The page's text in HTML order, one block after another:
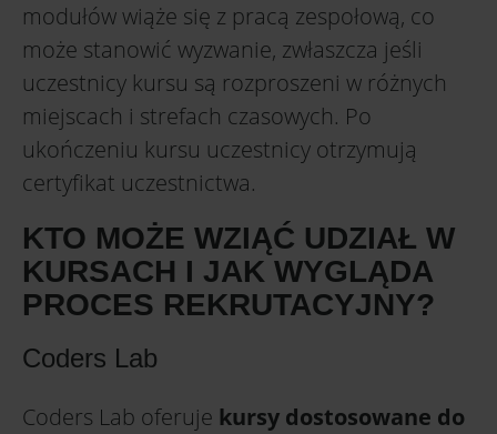
modułów wiąże się z pracą zespołową, co
może stanowić wyzwanie, zwłaszcza jeśli
uczestnicy kursu są rozproszeni w różnych
miejscach i strefach czasowych. Po
ukończeniu kursu uczestnicy otrzymują
certyfikat uczestnictwa.
KTO MOŻE WZIĄĆ UDZIAŁ W
KURSACH I JAK WYGLĄDA
PROCES REKRUTACYJNY?
Coders Lab
Coders Lab oferuje kursy dostosowane do